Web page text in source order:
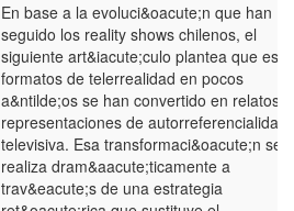
En base a la evoluci&oacute;n que han
seguido los reality shows chilenos, el
siguiente art&iacute;culo plantea que
formatos de telerrealidad en pocos
a&ntilde;os se han convertido en relatos o
representaciones de autorreferencialidad
televisiva. Esa transformaci&oacute;n se
realiza dram&aacute;ticamente a
trav&eacute;s de una estrategia